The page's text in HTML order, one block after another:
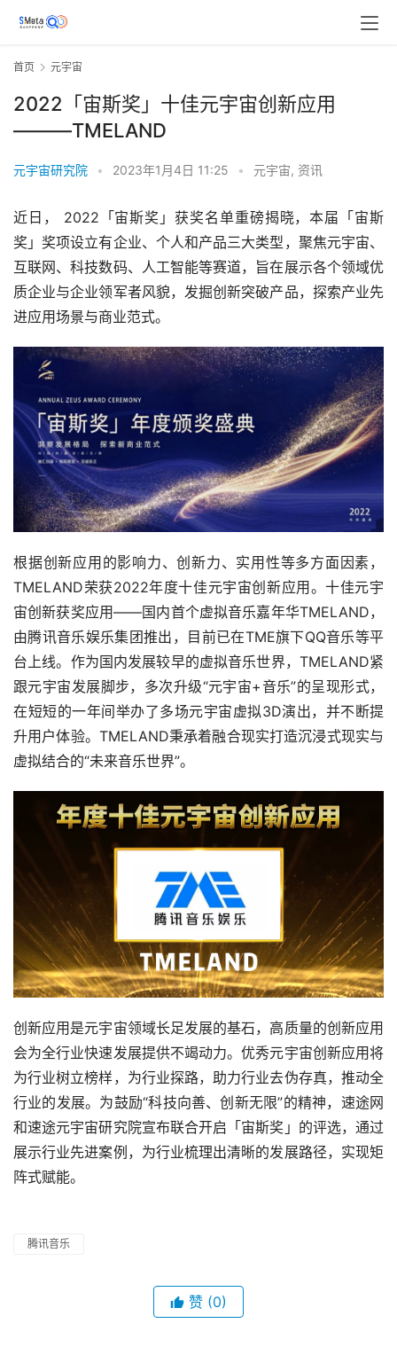
首页 元宇宙
2022「宙斯奖」十佳元宇宙创新应用
———TMELAND
元宇宙研究院 • 2023年1月4日 11:25 • 元宇宙, 资讯
近日， 2022「宙斯奖」获奖名单重磅揭晓，本届「宙斯
奖」奖项设立有企业、个人和产品三大类型，聚焦元宇宙、
互联网、科技数码、人工智能等赛道，旨在展示各个领域优
质企业与企业领军者风貌，发掘创新突破产品，探索产业先
进应用场景与商业范式。
根据创新应用的影响力、创新力、实用性等多方面因素，
TMELAND荣获2022年度十佳元宇宙创新应用。十佳元宇
宙创新获奖应用——国内首个虚拟音乐嘉年华TMELAND，
由腾讯音乐娱乐集团推出，目前已在TME旗下QQ音乐等平
台上线。作为国内发展较早的虚拟音乐世界，TMELAND紧
跟元宇宙发展脚步，多次升级“元宇宙+音乐”的呈现形式，
在短短的一年间举办了多场元宇宙虚拟3D演出，并不断提
升用户体验。TMELAND秉承着融合现实打造沉浸式现实与
虚拟结合的“未来音乐世界”。
创新应用是元宇宙领域长足发展的基石，高质量的创新应用
会为全行业快速发展提供不竭动力。优秀元宇宙创新应用将
为行业树立榜样，为行业探路，助力行业去伪存真，推动全
行业的发展。为鼓励“科技向善、创新无限”的精神，速途网
和速途元宇宙研究院宣布联合开启「宙斯奖」的评选，通过
展示行业先进案例，为行业梳理出清晰的发展路径，实现矩
阵式赋能。
腾讯音乐
赞 (0)